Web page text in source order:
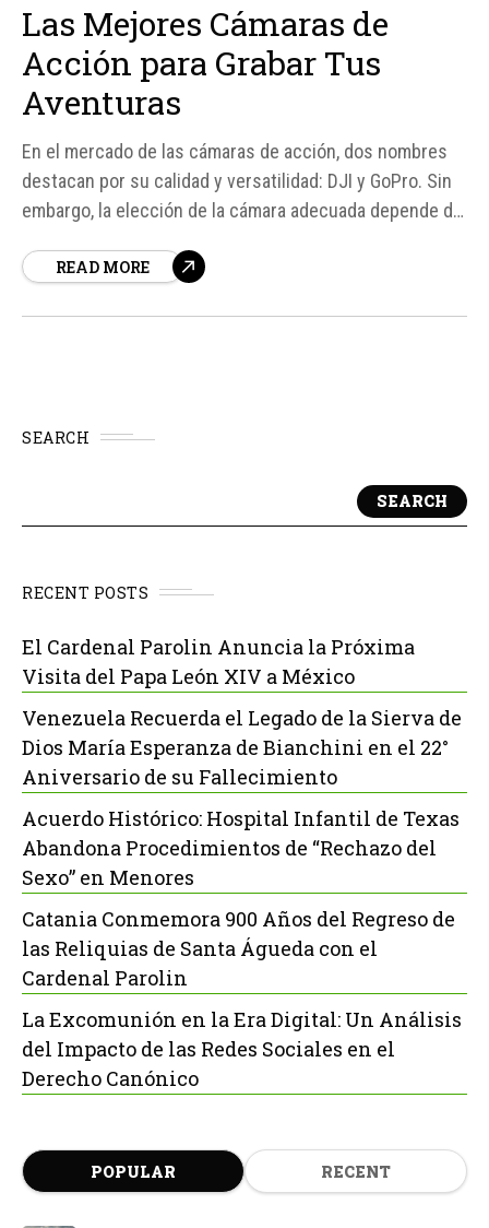
Las Mejores Cámaras de
Acción para Grabar Tus
Aventuras
En el mercado de las cámaras de acción, dos nombres
destacan por su calidad y versatilidad: DJI y GoPro. Sin
embargo, la elección de la cámara adecuada depende de
que deseas grabar. En este artículo, exploraremos
READ MORE
SEARCH
SEARCH
RECENT POSTS
El Cardenal Parolin Anuncia la Próxima
Visita del Papa León XIV a México
Venezuela Recuerda el Legado de la Sierva de
Dios María Esperanza de Bianchini en el 22°
Aniversario de su Fallecimiento
Acuerdo Histórico: Hospital Infantil de Texas
Abandona Procedimientos de “Rechazo del
Sexo” en Menores
Catania Conmemora 900 Años del Regreso de
las Reliquias de Santa Águeda con el
Cardenal Parolin
La Excomunión en la Era Digital: Un Análisis
del Impacto de las Redes Sociales en el
Derecho Canónico
POPULAR RECENT